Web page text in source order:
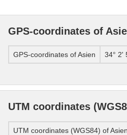
GPS-coordinates of
GPS-coordinates of Asien 34° 2'
UTM coordinates
UTM coordinates (WGS84) of